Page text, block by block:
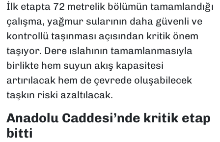
İlk etapta 72 metrelik bölümün tamamlandığı
çalışma, yağmur sularının daha güvenli ve
kontrollü taşınması açısından kritik önem
taşıyor. Dere ıslahının tamamlanmasıyla
birlikte hem suyun akış kapasitesi
artırılacak hem de çevrede oluşabilecek
taşkın riski azaltılacak.
Anadolu Caddesi’nde kritik etap
bitti